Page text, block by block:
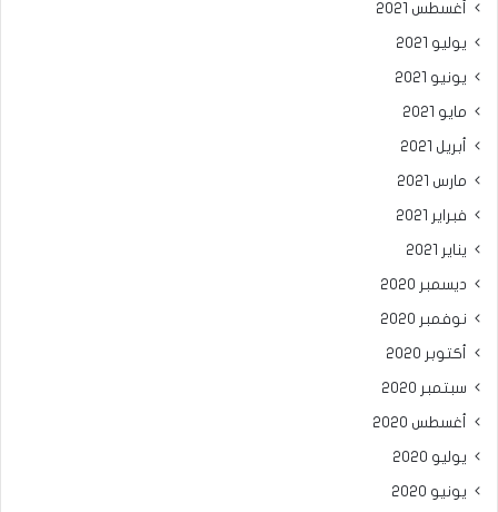
أغسطس 2021
يوليو 2021
يونيو 2021
مايو 2021
أبريل 2021
مارس 2021
فبراير 2021
يناير 2021
ديسمبر 2020
نوفمبر 2020
أكتوبر 2020
سبتمبر 2020
أغسطس 2020
يوليو 2020
يونيو 2020